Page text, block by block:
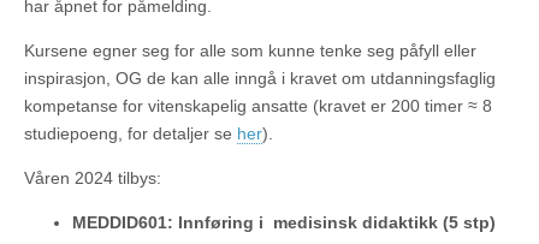
har åpnet for påmelding.
Kursene egner seg for alle som kunne tenke seg påfyll eller
inspirasjon, OG de kan alle inngå i kravet om utdanningsfaglig
kompetanse for vitenskapelig ansatte (kravet er 200 timer ≈ 8
studiepoeng, for detaljer se her).
Våren 2024 tilbys:
MEDDID601: Innføring i medisinsk didaktikk (5 stp)